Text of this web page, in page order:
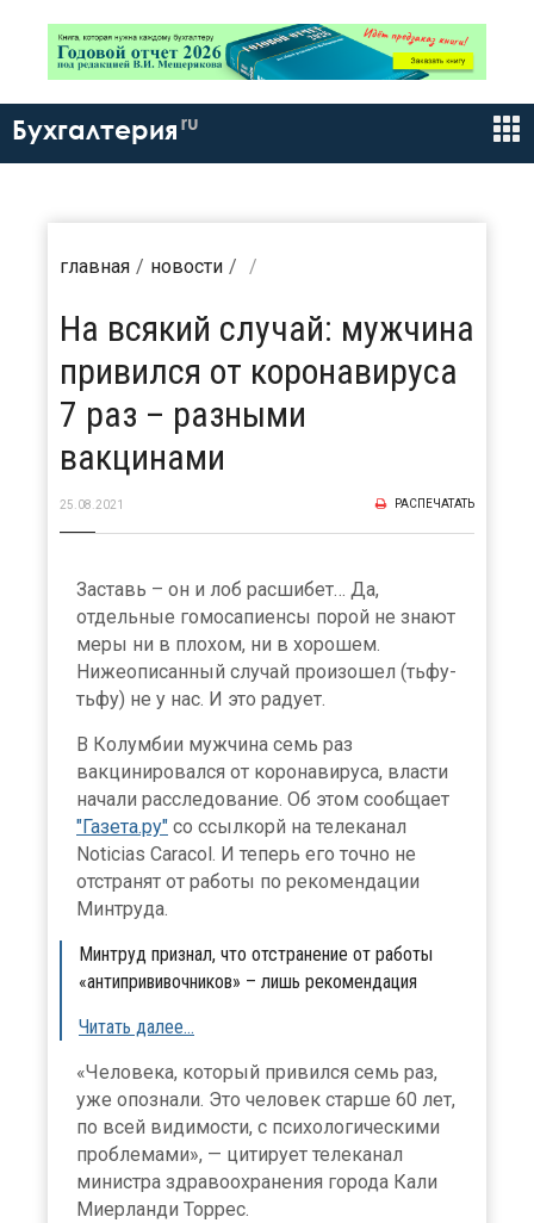
Бухгалтерия ru
главная новости
На всякий случай: мужчина
привился от коронавируса
7 раз – разными
вакцинами
25.08.2021 РАСПЕЧАТАТЬ
Заставь – он и лоб расшибет… Да,
отдельные гомосапиенсы порой не знают
меры ни в плохом, ни в хорошем.
Нижеописанный случай произошел (тьфу-
тьфу) не у нас. И это радует.
В Колумбии мужчина семь раз
вакцинировался от коронавируса, власти
начали расследование. Об этом сообщает
"Газета.ру" со ссылкорй на телеканал
Noticias Caracol. И теперь его точно не
отстранят от работы по рекомендации
Минтруда.
Минтруд признал, что отстранение от работы
«антипрививочников» – лишь рекомендация
Читать далее…
«Человека, который привился семь раз,
уже опознали. Это человек старше 60 лет,
по всей видимости, с психологическими
проблемами», — цитирует телеканал
министра здравоохранения города Кали
Миерланди Торрес.